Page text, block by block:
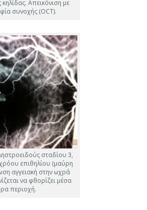
Απεικόνιση με
συνοχής (OCT).
σταδίου 3,
επιθηλίου (μαύρη
αγγειακή στην ωχρά
να φθορίζει μέσα
περιοχή.